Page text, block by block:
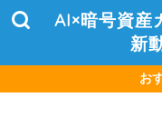
AI×暗号資産
新
お